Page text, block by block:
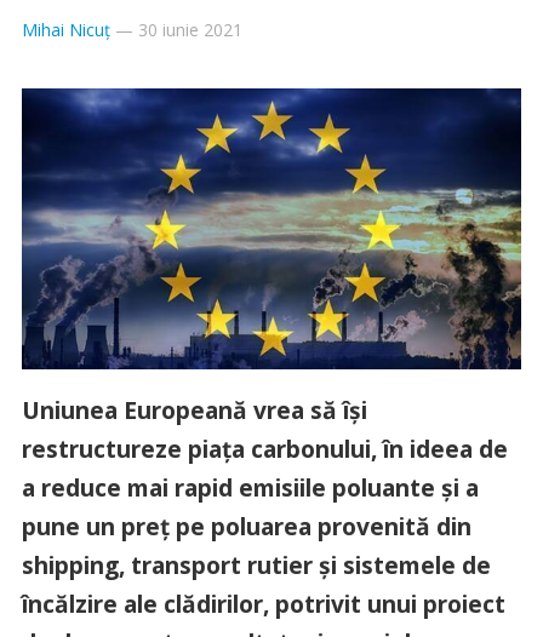
Mihai Nicuț— 30 iunie 2021
Uniunea Europeană vrea să îşi
restructureze piaţa carbonului, în ideea de
a reduce mai rapid emisiile poluante şi a
pune un preţ pe poluarea provenită din
shipping, transport rutier şi sistemele de
încălzire ale clădirilor, potrivit unui proiect